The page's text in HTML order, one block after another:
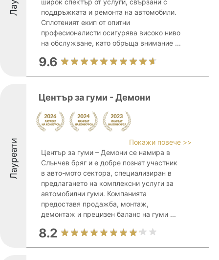
широк спектър от услуги, свързани с
поддръжката и ремонта на автомобили.
Сплотеният екип от опитни
професионалисти осигурява високо ниво
на обслужване, като обръща внимание ...
9.6
Лауреати
Център за гуми - Демони
Покажи повече >>
Център за гуми – Демони се намира в
Слънчев бряг и е добре познат участник
в авто-мото сектора, специализиран в
предлагането на комплексни услуги за
автомобилни гуми. Компанията
предоставя продажба, монтаж,
демонтаж и прецизен баланс на гуми ...
8.2